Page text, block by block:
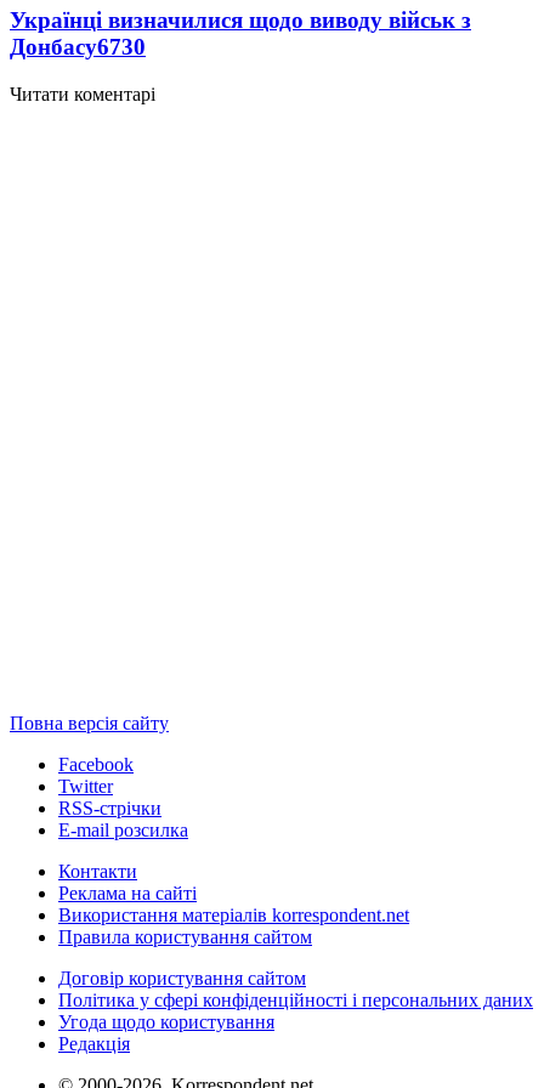
Українці визначилися щодо виводу військ з
Донбасу6730
Читати коментарі
Повна версія сайту
Facebook
Twitter
RSS-стрічки
E-mail розсилка
Контакти
Реклама на сайті
Використання матеріалів korrespondent.net
Правила користування сайтом
Договір користування сайтом
Політика у сфері конфіденційності і персональних даних
Угода щодо користування
Редакція